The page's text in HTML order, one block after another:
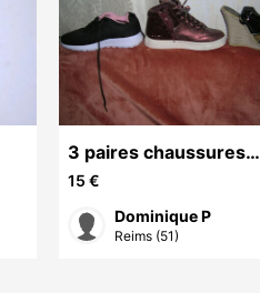
3 paires chaussures
femme, petite pointure
15 €
Dominique P
Reims (51)